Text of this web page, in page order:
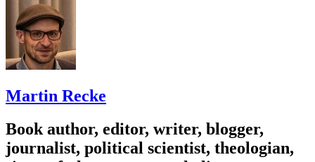
Martin Recke
Book author, editor, writer, blogger,
journalist, political scientist, theologian,